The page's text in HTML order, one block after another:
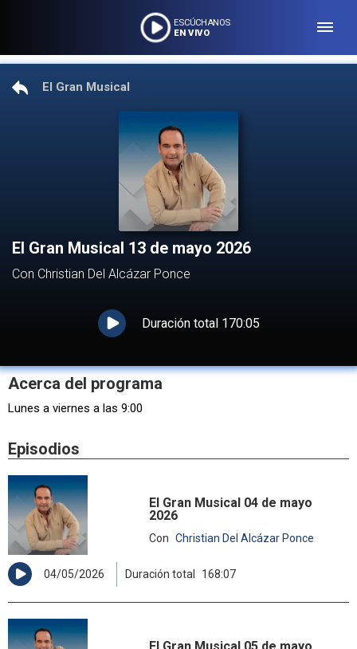
ESCÚCHANOS
EN VIVO
El Gran Musical
Duración total 170:05
El Gran Musical 13 de mayo 2026
Con Christian Del Alcázar Ponce
Episodios
El Gran Musical 04 de mayo
2026
Con Christian Del Alcázar Ponce
04/05/2026 Duración total 168:07
Acerca del programa
Lunes a viernes a las 9:00